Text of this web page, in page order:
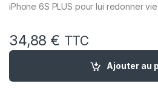
iPhone 6S PLUS pour lui redonner vie
34,88 € TTC
quantité de Vitre Tactile + Ecran
Ajouter au